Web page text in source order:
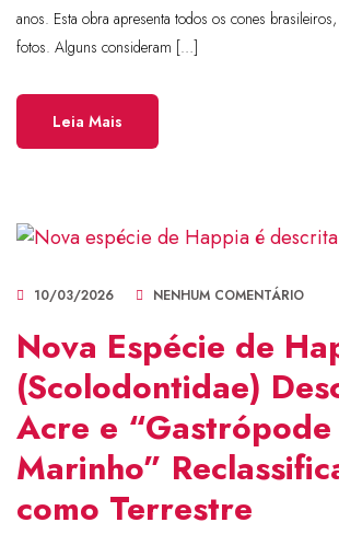
anos. Esta obra apresenta todos os cones
fotos. Alguns consideram […]
Leia Mais
10/03/2026 NENHUM COMENTÁRIO
Nova Espécie de
(Scolodontidae)
Acre e “Gastrópode
Marinho”
como Terrestre